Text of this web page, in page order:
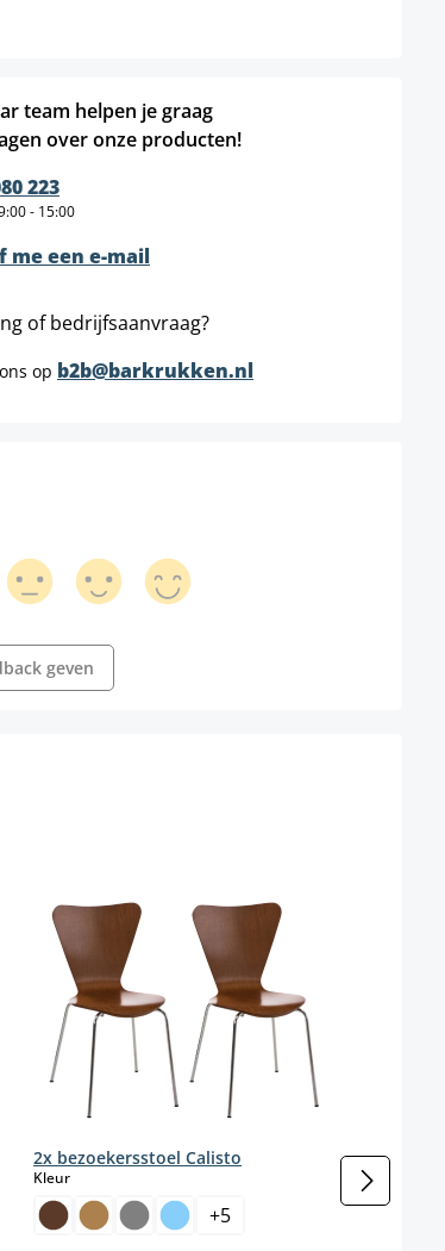
team helpen je graag
over onze producten!
223
- 15:00
me een e-mail
of bedrijfsaanvraag?
op b2b@barkrukken.nl
geven
2x bezoekersstoel Calisto
Kleurselect
+5